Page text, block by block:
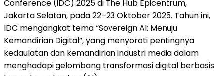
Conference (IDC) 2025 di The Hub Epicentrum,
Jakarta Selatan, pada 22–23 Oktober 2025. Tahun ini,
IDC mengangkat tema “Sovereign AI: Menuju
Kemandirian Digital”, yang menyoroti pentingnya
kedaulatan dan kemandirian industri media dalam
menghadapi gelombang transformasi digital berbasis